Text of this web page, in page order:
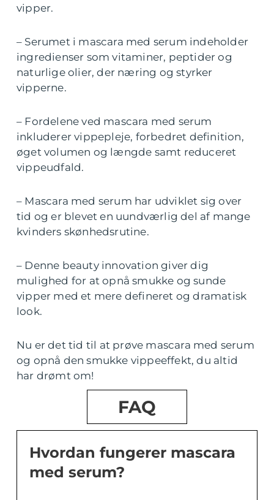
vipper.
– Serumet i mascara med serum indeholder
ingredienser som vitaminer, peptider og
naturlige olier, der næring og styrker
vipperne.
– Fordelene ved mascara med serum
inkluderer vippepleje, forbedret definition,
øget volumen og længde samt reduceret
vippeudfald.
– Mascara med serum har udviklet sig over
tid og er blevet en uundværlig del af mange
kvinders skønhedsrutine.
– Denne beauty innovation giver dig
mulighed for at opnå smukke og sunde
vipper med et mere defineret og dramatisk
look.
Nu er det tid til at prøve mascara med serum
og opnå den smukke vippeeffekt, du altid
har drømt om!
FAQ
Hvordan fungerer mascara
med serum?